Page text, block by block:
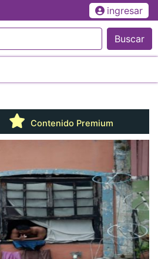
ingresar
Buscar
Contenido Premium